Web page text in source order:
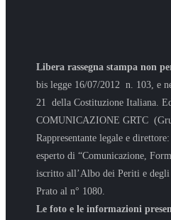
Libera rassegna stampa non
bis legge 16/07/2012 n. 103, e
21 della Costituzione Italiana.
COMUNICAZIONE GRTC
Rappresentante legale e
esperto di “Comunicazione,
iscritto all’Albo dei Periti e
Prato al n° 1080.
Le foto e le informazioni